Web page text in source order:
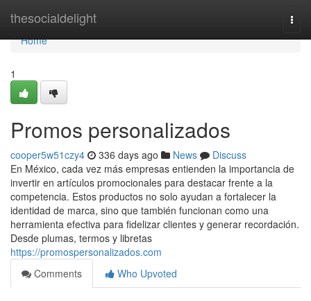
thesocialdelight
Home
Home
1
Promos personalizados
cooper5w51czy4 336 days ago News
Discuss
En México, cada vez más empresas entienden la importancia de
invertir en artículos promocionales para destacar frente a la
competencia. Estos productos no solo ayudan a fortalecer la
identidad de marca, sino que también funcionan como una
herramienta efectiva para fidelizar clientes y generar recordación.
Desde plumas, termos y libretas
https://promospersonalizados.com
Comments
Who Upvoted